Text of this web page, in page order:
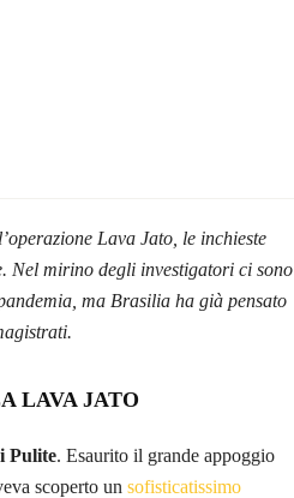
Lava Jato, le inchieste
Nel mirino degli investigatori ci sono
ma Brasilia ha già pensato
LAVA JATO
Pulite. Esaurito il grande appoggio
scoperto un sofisticatissimo